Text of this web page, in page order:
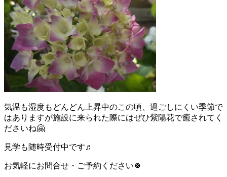
気温も湿度もどんどん上昇中のこの頃、過ごしにくい季節で
はありますが施設に来られた際にはぜひ紫陽花で癒されてく
ださいね🤗
見学も随時受付中です♬
お気軽にお問合せ・ご予約ください🍀